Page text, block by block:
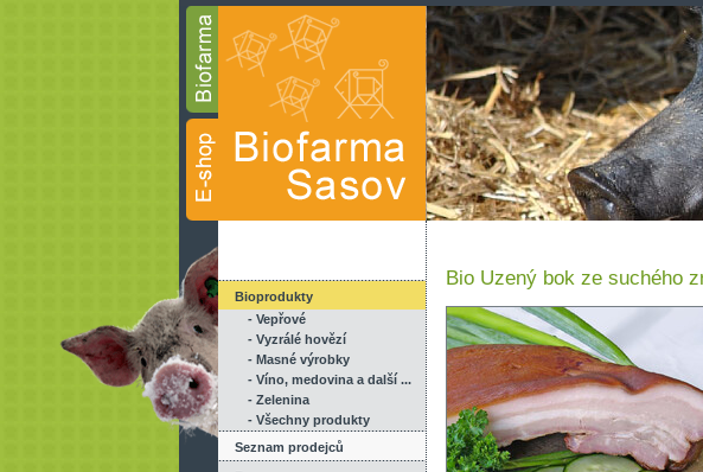
Bioprodukty
- Vepřové
- Vyzrálé hovězí
- Masné výrobky
- Víno, medovina a další ...
- Zelenina
- Všechny produkty
Seznam prodejců
Bio Uzený bok ze suchého